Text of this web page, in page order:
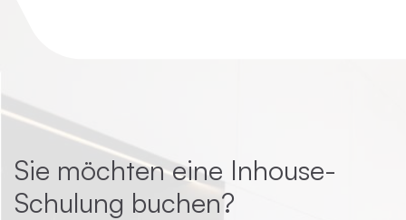
Sie möchten eine Inhouse-
Schulung buchen?